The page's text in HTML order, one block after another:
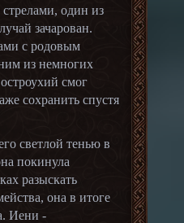
один из
зачарован.
с родовым
из немногих
смог
сохранить спустя
светлой тенью в
покинула
разыскать
она в итоге
Иени -